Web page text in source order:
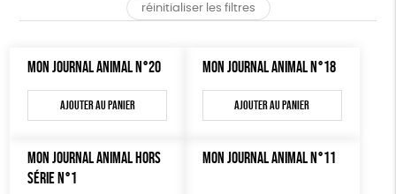
CARTES
BROCHURES
MON JOURNAL ANIMAL
AUTRES OUTILS ÉDUCATIFS
Prix : du - cher au + cher
50 € - 100 €
150 € - 200 €
OEKO-Tex, PETA approuved vegan
réinitialiser les filtres
MON JOURNAL ANIMAL N°20
Ajouter au panier
MON JOURNAL ANIMAL N°18
Ajouter au panier
MON JOURNAL ANIMAL HORS
SÉRIE N°1
MON JOURNAL ANIMAL N°11